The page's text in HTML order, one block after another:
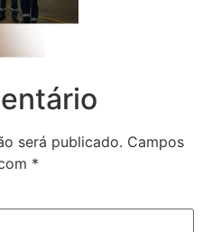
será publicado. Campos
*